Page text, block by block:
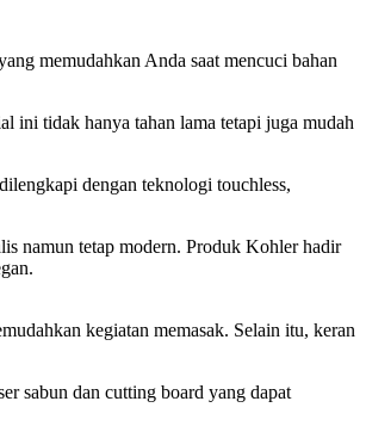
memudahkan Anda saat mencuci bahan
ini tidak hanya tahan lama tetapi juga mudah
dengan teknologi touchless,
namun tetap modern. Produk Kohler hadir
kegiatan memasak. Selain itu, keran
sabun dan cutting board yang dapat